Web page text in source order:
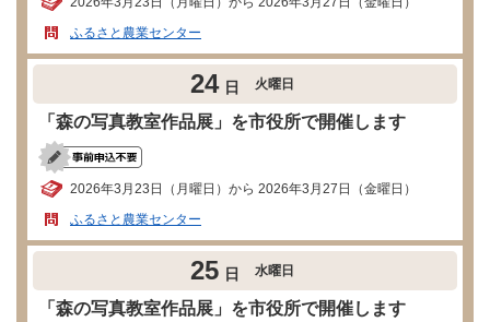
ふるさと農業センター
24 日 火曜日
「森の写真教室作品展」を市役所で開催します
2026年3月23日（月曜日）から 2026年3月27日（金曜日）
ふるさと農業センター
25 日 水曜日
「森の写真教室作品展」を市役所で開催します